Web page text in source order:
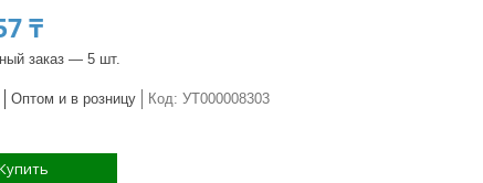
₸
заказ — 5 шт.
Оптом и в розницу Код: УТ000008303